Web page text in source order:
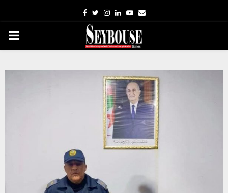
Facebook
TwitterInstagram
LinkedinYoutube
Email
PRIMARY